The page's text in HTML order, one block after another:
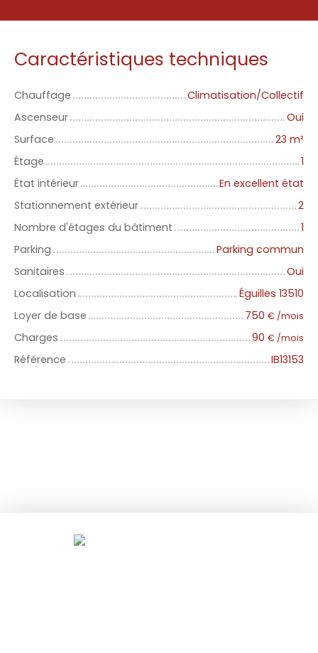
Caractéristiques techniques
Chauffage
Climatisation/Collectif
Ascenseur
Oui
Surface
23 m²
Étage
1
État intérieur
En excellent état
Stationnement extérieur
2
Nombre d'étages du bâtiment
1
Parking
Parking commun
Sanitaires
Oui
Localisation
Éguilles 13510
Loyer de base
750 € /mois
Charges 90 € /mois
Référence IB13153